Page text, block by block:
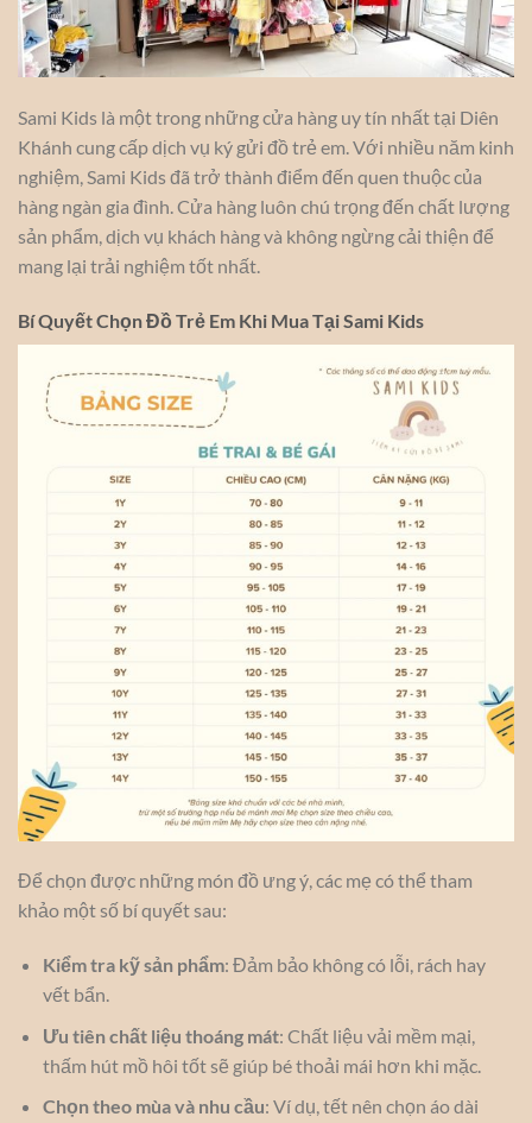
Sami Kids là một trong những cửa hàng uy tín nhất tại Diên
Khánh cung cấp dịch vụ ký gửi đồ trẻ em. Với nhiều năm kinh
nghiệm, Sami Kids đã trở thành điểm đến quen thuộc của
hàng ngàn gia đình. Cửa hàng luôn chú trọng đến chất lượng
sản phẩm, dịch vụ khách hàng và không ngừng cải thiện để
mang lại trải nghiệm tốt nhất.
Bí Quyết Chọn Đồ Trẻ Em Khi Mua Tại Sami Kids
Để chọn được những món đồ ưng ý, các mẹ có thể tham
khảo một số bí quyết sau:
Kiểm tra kỹ sản phẩm: Đảm bảo không có lỗi, rách hay
vết bẩn.
Ưu tiên chất liệu thoáng mát: Chất liệu vải mềm mại,
thấm hút mồ hôi tốt sẽ giúp bé thoải mái hơn khi mặc.
Chọn theo mùa và nhu cầu: Ví dụ, tết nên chọn áo dài